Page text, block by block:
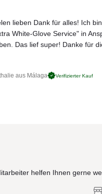
ist
Sombrano
lieben Dank für alles! Ich
White-Glove Service" in
Das lief super! Danke für
aus Málaga Verifizierter Kauf
helfen Ihnen gerne